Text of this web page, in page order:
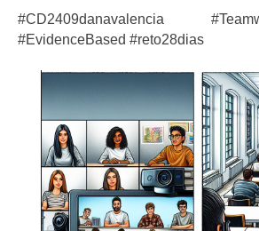
#CD2409danavalencia
#EvidenceBased #reto28dias